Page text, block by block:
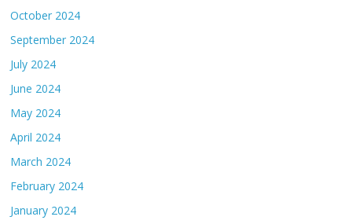
October 2024
September 2024
July 2024
June 2024
May 2024
April 2024
March 2024
February 2024
January 2024